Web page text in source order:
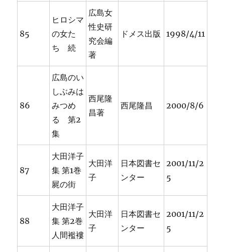
85
ヒロシマ
の女た
ち 続
広島女
性史研
究会編
著
ドメス出版 1998/4/11
86
広島のい
しぶみは
みつめ
る 第2
集
西尾隆
昌著
西尾隆昌 2000/8/6
87
大田洋子
集 第1巻
屍の街
大田洋
子
日本図書セ
ンター
2001/11/2
5
88
大田洋子
集 第2巻
人間襤褸
大田洋
子
日本図書セ
ンター
2001/11/2
5